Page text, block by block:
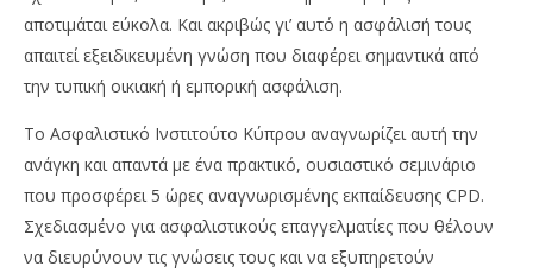
κάθε ασφαλιστικό επαγγελματία
28
Μαΐου,
2026
Cyprus
Insurance
News
Team
αποτιμάται εύκολα. Και ακριβώς γι’ αυτό η ασφάλισή τους
απαιτεί εξειδικευμένη γνώση που διαφέρει σημαντικά από
την τυπική οικιακή ή εμπορική ασφάλιση.
Το Ασφαλιστικό Ινστιτούτο Κύπρου αναγνωρίζει αυτή την
ανάγκη και απαντά με ένα πρακτικό, ουσιαστικό σεμινάριο
που προσφέρει 5 ώρες αναγνωρισμένης εκπαίδευσης CPD.
Σχεδιασμένο για ασφαλιστικούς επαγγελματίες που θέλουν
να διευρύνουν τις γνώσεις τους και να εξυπηρετούν